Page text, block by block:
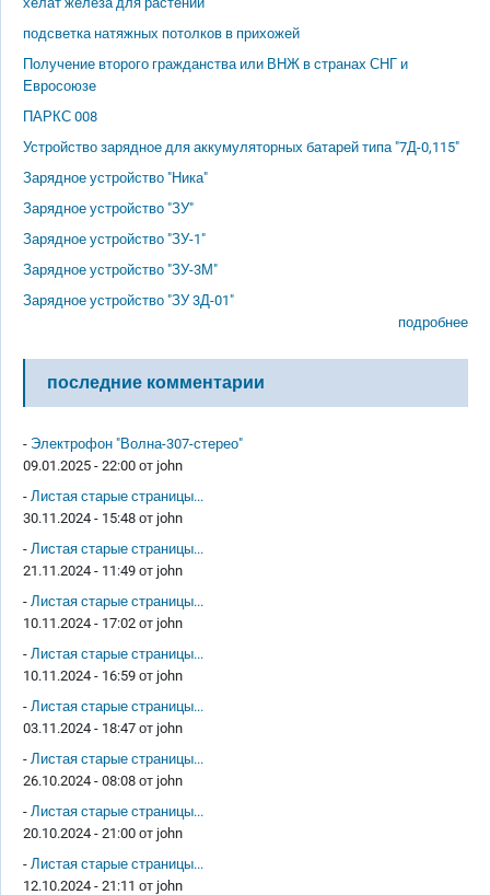
подсветка натяжных потолков в прихожей
Получение второго гражданства или ВНЖ в странах СНГ и
Евросоюзе
ПАРКС 008
Устройство зарядное для аккумуляторных батарей типа "7Д-0,115"
Зарядное устройство "Ника"
Зарядное устройство "ЗУ"
Зарядное устройство "ЗУ-1"
Зарядное устройство "ЗУ-3М"
Зарядное устройство "ЗУ 3Д-01"
подробнее
последние комментарии
- Электрофон "Волна-307-стерео"
09.01.2025 - 22:00 от john
- Листая старые страницы...
30.11.2024 - 15:48 от john
- Листая старые страницы...
21.11.2024 - 11:49 от john
- Листая старые страницы...
10.11.2024 - 17:02 от john
- Листая старые страницы...
10.11.2024 - 16:59 от john
- Листая старые страницы...
03.11.2024 - 18:47 от john
- Листая старые страницы...
26.10.2024 - 08:08 от john
- Листая старые страницы...
20.10.2024 - 21:00 от john
- Листая старые страницы...
12.10.2024 - 21:11 от john